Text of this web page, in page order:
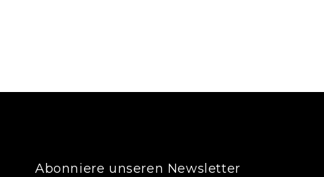
Abonniere unseren Newsletter